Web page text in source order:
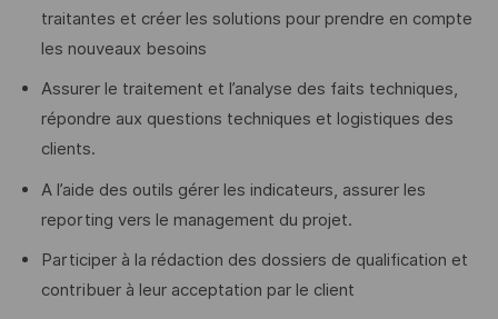
traitantes et créer les solutions pour prendre en compte
les nouveaux besoins
Assurer le traitement et l’analyse des faits techniques,
répondre aux questions techniques et logistiques des
clients.
A l’aide des outils gérer les indicateurs, assurer les
reporting vers le management du projet.
Participer à la rédaction des dossiers de qualification et
contribuer à leur acceptation par le client